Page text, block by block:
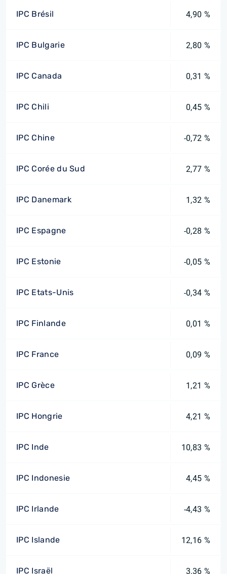
IPC Brésil 4,90 %
IPC Bulgarie 2,80 %
IPC Canada 0,31 %
IPC Chili 0,45 %
IPC Chine -0,72 %
IPC Corée du Sud 2,77 %
IPC Danemark 1,32 %
IPC Espagne -0,28 %
IPC Estonie -0,05 %
IPC Etats-Unis -0,34 %
IPC Finlande 0,01 %
IPC France 0,09 %
IPC Grèce 1,21 %
IPC Hongrie 4,21 %
IPC Inde 10,83 %
IPC Indonesie 4,45 %
IPC Irlande -4,43 %
IPC Islande 12,16 %
IPC Israël 3,36 %